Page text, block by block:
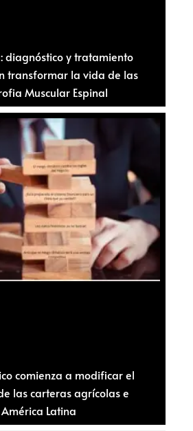
diagnóstico y tratamiento
transformar la vida de las
Muscular Espinal
comienza a modificar el
las carteras agrícolas e
Latina